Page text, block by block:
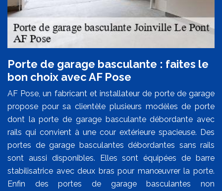
Porte de garage basculante : faites le
bon choix avec AF Pose
AF Pose, un fabricant et installateur de porte de garage
propose pour sa clientèle plusieurs modèles de porte
dont la porte de garage basculante débordante avec
rails qui convient à une cour extérieure spacieuse. Des
portes de garage basculantes débordantes sans rails
sont aussi disponibles. Elles sont équipées de barre
stabilisatrice avec deux bras pour manœuvrer la porte.
Enfin des portes de garage basculantes non